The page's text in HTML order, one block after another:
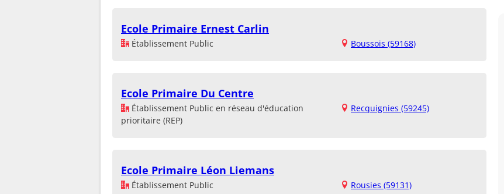
Ecole Primaire Ernest Carlin
Établissement Public Boussois (59168)
Ecole Primaire Du Centre
Établissement Public en réseau d'éducation
prioritaire (REP)
Recquignies (59245)
Ecole Primaire Léon Liemans
Établissement Public Rousies (59131)